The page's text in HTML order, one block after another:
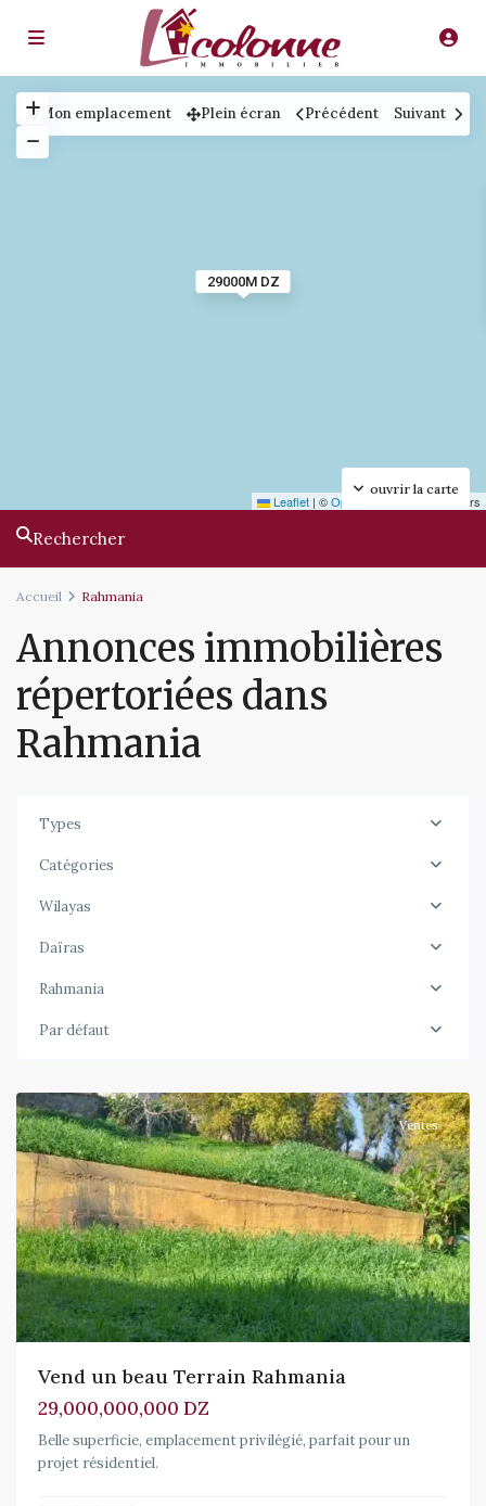
29000M DZ
Leaflet | ©OpenStreetMap contributors
ouvrir la carte
Mon emplacement Plein écran Précédent Suivant
Rechercher
Accueil Rahmania
Annonces immobilières
répertoriées dans
Rahmania
Types
Catégories
Wilayas
Daïras
Rahmania
Par défaut
Ventes
Vend un beau Terrain Rahmania
29,000,000,000 DZ
Belle superficie, emplacement privilégié, parfait pour un
projet résidentiel.